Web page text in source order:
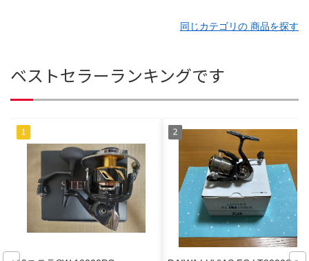
同じカテゴリの 商品を探す
ベストセラーランキングです